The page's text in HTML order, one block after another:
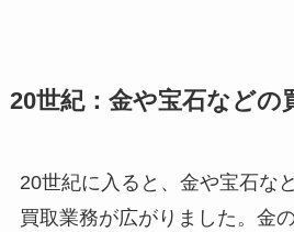
20世紀：金や宝石などの
20世紀に入ると、金や宝石な
買取業務が広がりました。金